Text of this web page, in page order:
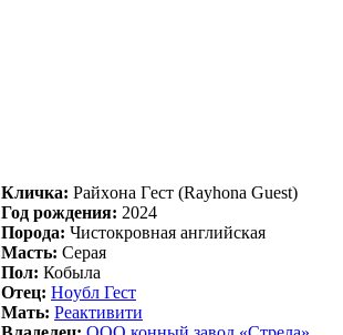
Кличка: Pайхoна Гeст (Rayhona Guest)
Год рождения: 2024
Порода: Чистокровная английская
Масть: Серая
Пол: Кобыла
Отец: Hoубл Геcт
Мать: Реaктивити